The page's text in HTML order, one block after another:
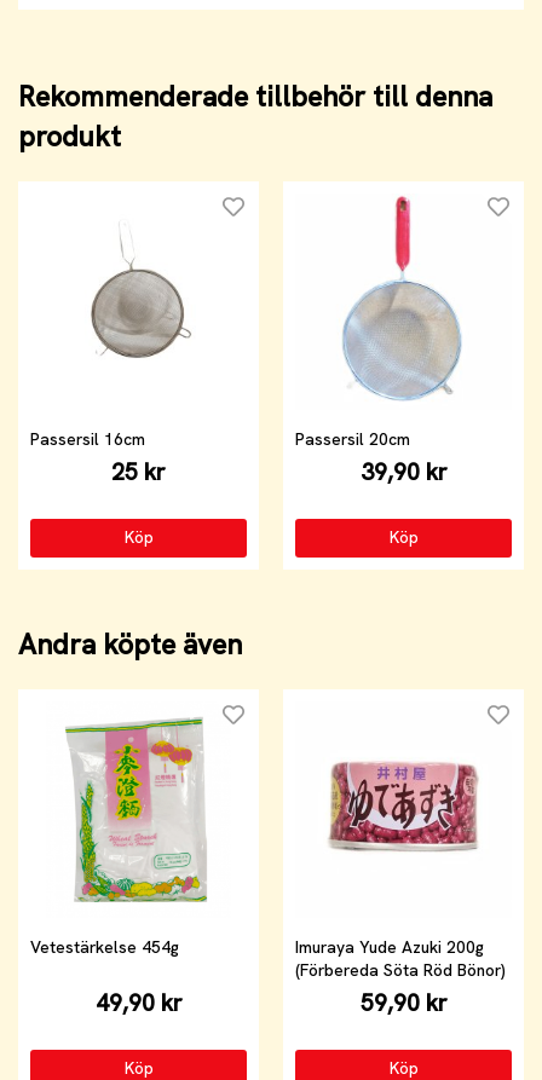
Rekommenderade tillbehör till denna
produkt
Passersil 16cm
25 kr
Köp
Passersil 20cm
39,90 kr
Köp
Andra köpte även
Vetestärkelse 454g
49,90 kr
Köp
Imuraya Yude Azuki 200g
(Förbereda Söta Röd Bönor)
59,90 kr
Köp